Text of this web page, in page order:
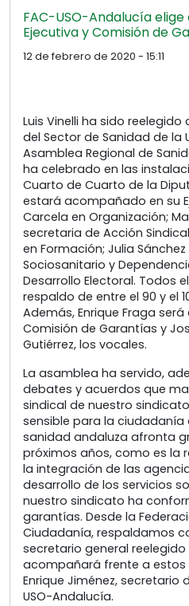
FAC-USO-Andalucía
Ejecutiva y Comisión de
12 de febrero de 2020 - 15:11
Luis Vinelli ha sido
del Sector de Sanidad de la
Asamblea Regional de
ha celebrado en las
Cuarto de Cuarto de la
estará acompañado en su
Carcela en Organización;
secretaria de Acción
en Formación; Julia
Sociosanitario y
Desarrollo Electoral. Todos
respaldo de entre el 90 y el
Además, Enrique Fraga
Comisión de Garantías y
Gutiérrez, los vocales.
La asamblea ha servido,
debates y acuerdos que
sindical de nuestro
sensible para la ciudadanía
sanidad andaluza afronta
próximos años, como es la
la integración de las
desarrollo de los servicios
nuestro sindicato ha
garantías. Desde la
Ciudadanía, respaldamos
secretario general reelegido
acompañará frente a estos
Enrique Jiménez, secretario
USO-Andalucía.